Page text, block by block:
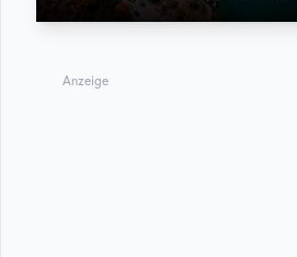
Anzeige